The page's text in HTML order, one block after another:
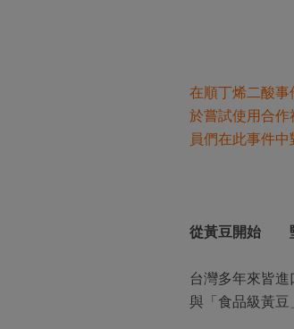
在順丁烯二酸
於嘗試使用合
員們在此事件中
從黃豆開始
台灣多年來皆
與「食品級黃豆